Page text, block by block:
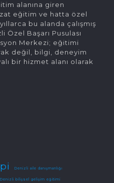
alanına giren
eğitim ve hatta özel
bu alanda çalışmış
Başarı Pusulası
Merkezi; eğitimi
değil, bilgi, deneyim
bir hizmet alanı olarak
Denizli aile danışmanlığı
Denizli bilişsel gelişim eğitimi